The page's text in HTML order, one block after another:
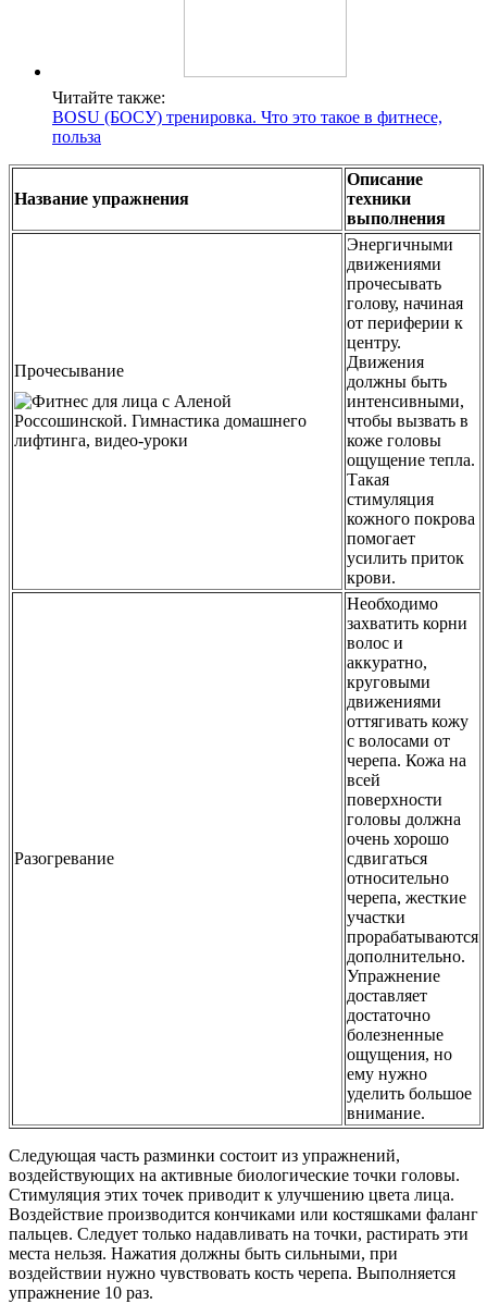
Читайте также:
BOSU (БОСУ) тренировка. Что это такое в фитнесе,
польза
Название упражнения
Описание
техники
выполнения
Прочесывание
Энергичными
движениями
прочесывать
голову, начиная
от периферии к
центру.
Движения
должны быть
интенсивными,
чтобы вызвать в
коже головы
ощущение тепла.
Такая
стимуляция
кожного покрова
помогает
усилить приток
крови.
Разогревание
Необходимо
захватить корни
волос и
аккуратно,
круговыми
движениями
оттягивать кожу
с волосами от
черепа. Кожа на
всей
поверхности
головы должна
очень хорошо
сдвигаться
относительно
черепа, жесткие
участки
прорабатываются
дополнительно.
Упражнение
доставляет
достаточно
болезненные
ощущения, но
ему нужно
уделить большое
внимание.
Следующая часть разминки состоит из упражнений,
воздействующих на активные биологические точки головы.
Стимуляция этих точек приводит к улучшению цвета лица.
Воздействие производится кончиками или костяшками фаланг
пальцев. Следует только надавливать на точки, растирать эти
места нельзя. Нажатия должны быть сильными, при
воздействии нужно чувствовать кость черепа. Выполняется
упражнение 10 раз.